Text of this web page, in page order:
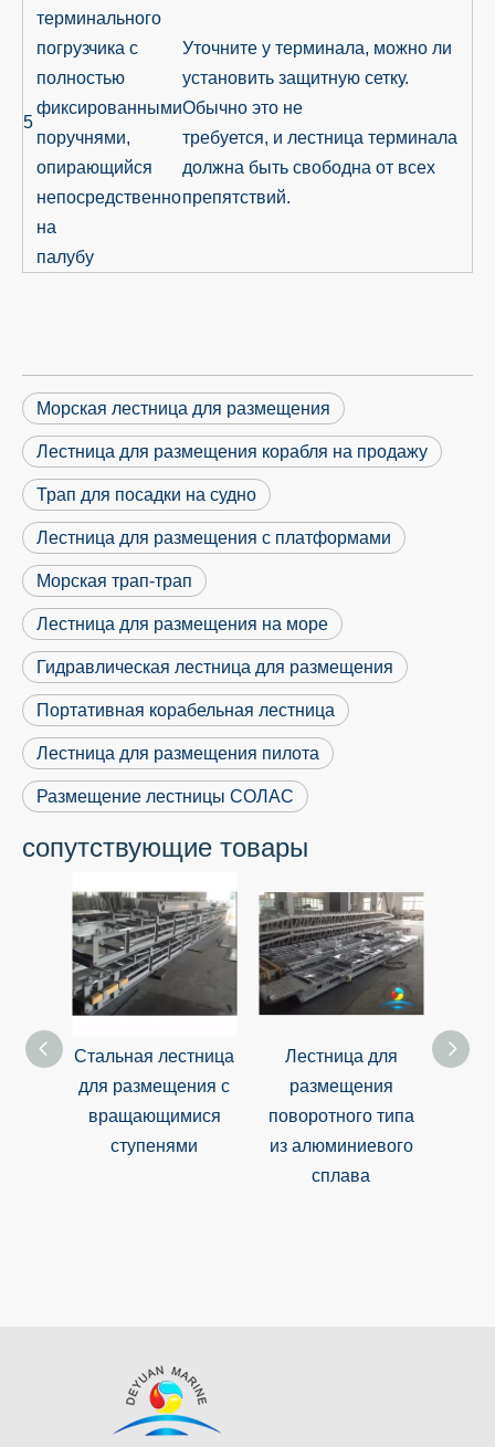
5
терминального
погрузчика с
полностью
фиксированными
поручнями,
опирающийся
непосредственно
на
палубу
Уточните у терминала, можно ли
установить защитную сетку.
Обычно это не
требуется, и лестница терминала
должна быть свободна от всех
препятствий.
Морская лестница для размещения
Лестница для размещения корабля на продажу
Трап для посадки на судно
Лестница для размещения с платформами
Морская трап-трап
Лестница для размещения на море
Гидравлическая лестница для размещения
Портативная корабельная лестница
Лестница для размещения пилота
Размещение лестницы СОЛАС
сопутствующие товары
лестница
с
Лестница для
размещения
поворотного типа
из алюминиевого
Корабельный
бортовой
АСС.Лестницы
Алюминиевые
модульные жилые